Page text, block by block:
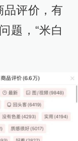
品评价，有
题，“米白